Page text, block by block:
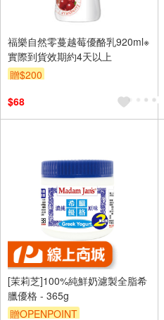
福樂自然零蔓越莓優酪乳920ml※
實際到貨效期約4天以上
贈$200
$68
[茉莉芝]100%純鮮奶濾製全脂希
臘優格 - 365g
贈OPENPOINT